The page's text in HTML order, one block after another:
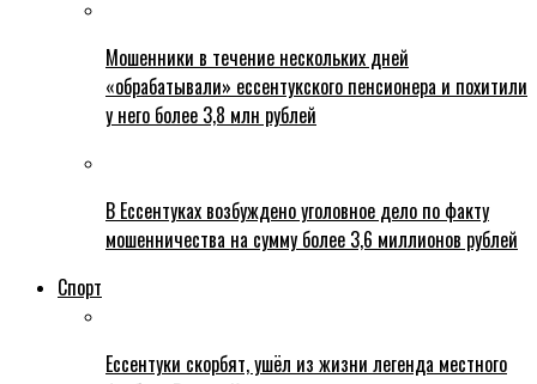
Мошенники в течение нескольких дней
«обрабатывали» ессентукского пенсионера и похитили
у него более 3,8 млн рублей
В Ессентуках возбуждено уголовное дело по факту
мошенничества на сумму более 3,6 миллионов рублей
Спорт
Ессентуки скорбят, ушёл из жизни легенда местного